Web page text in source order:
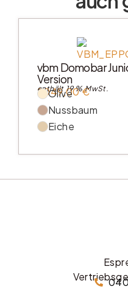
vbm Domobar
Version
2049,00€
enthält 19 % MwSt.
Olive
Nussbaum
Eiche